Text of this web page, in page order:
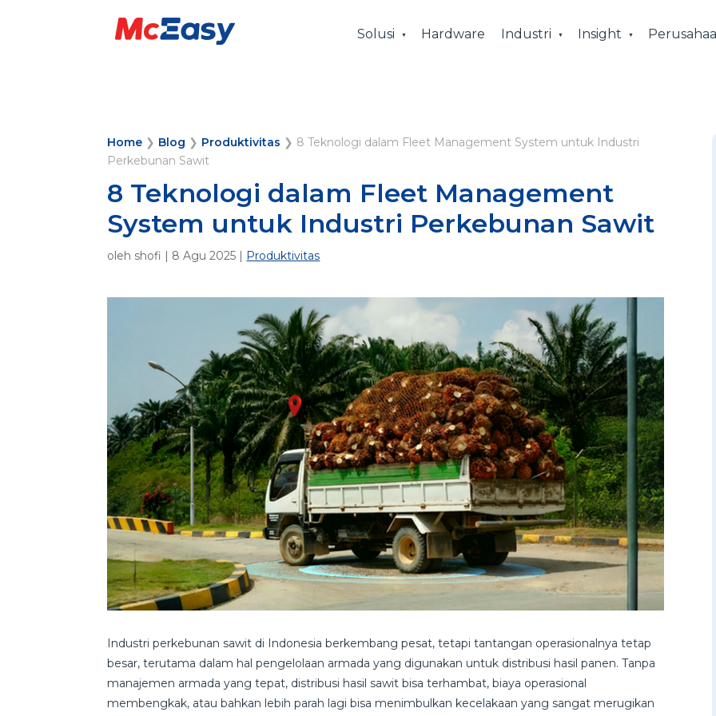
Solusi Hardware Industri Insight
Home ❯ Blog ❯ Produktivitas ❯ 8 Teknologi dalam Fleet Management System untuk Industri
Perkebunan Sawit
8 Teknologi dalam Fleet Management
System untuk Industri Perkebunan Sawit
oleh shofi | 8 Agu 2025 | Produktivitas
Industri perkebunan sawit di Indonesia berkembang pesat, tetapi tantangan operasionalnya tetap
besar, terutama dalam hal pengelolaan armada yang digunakan untuk distribusi hasil panen. Tanpa
manajemen armada yang tepat, distribusi hasil sawit bisa terhambat, biaya operasional
membengkak, atau bahkan lebih parah lagi bisa menimbulkan kecelakaan yang sangat merugikan